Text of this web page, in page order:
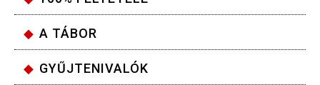
A TÁBOR
GYŰJTENIVALÓK